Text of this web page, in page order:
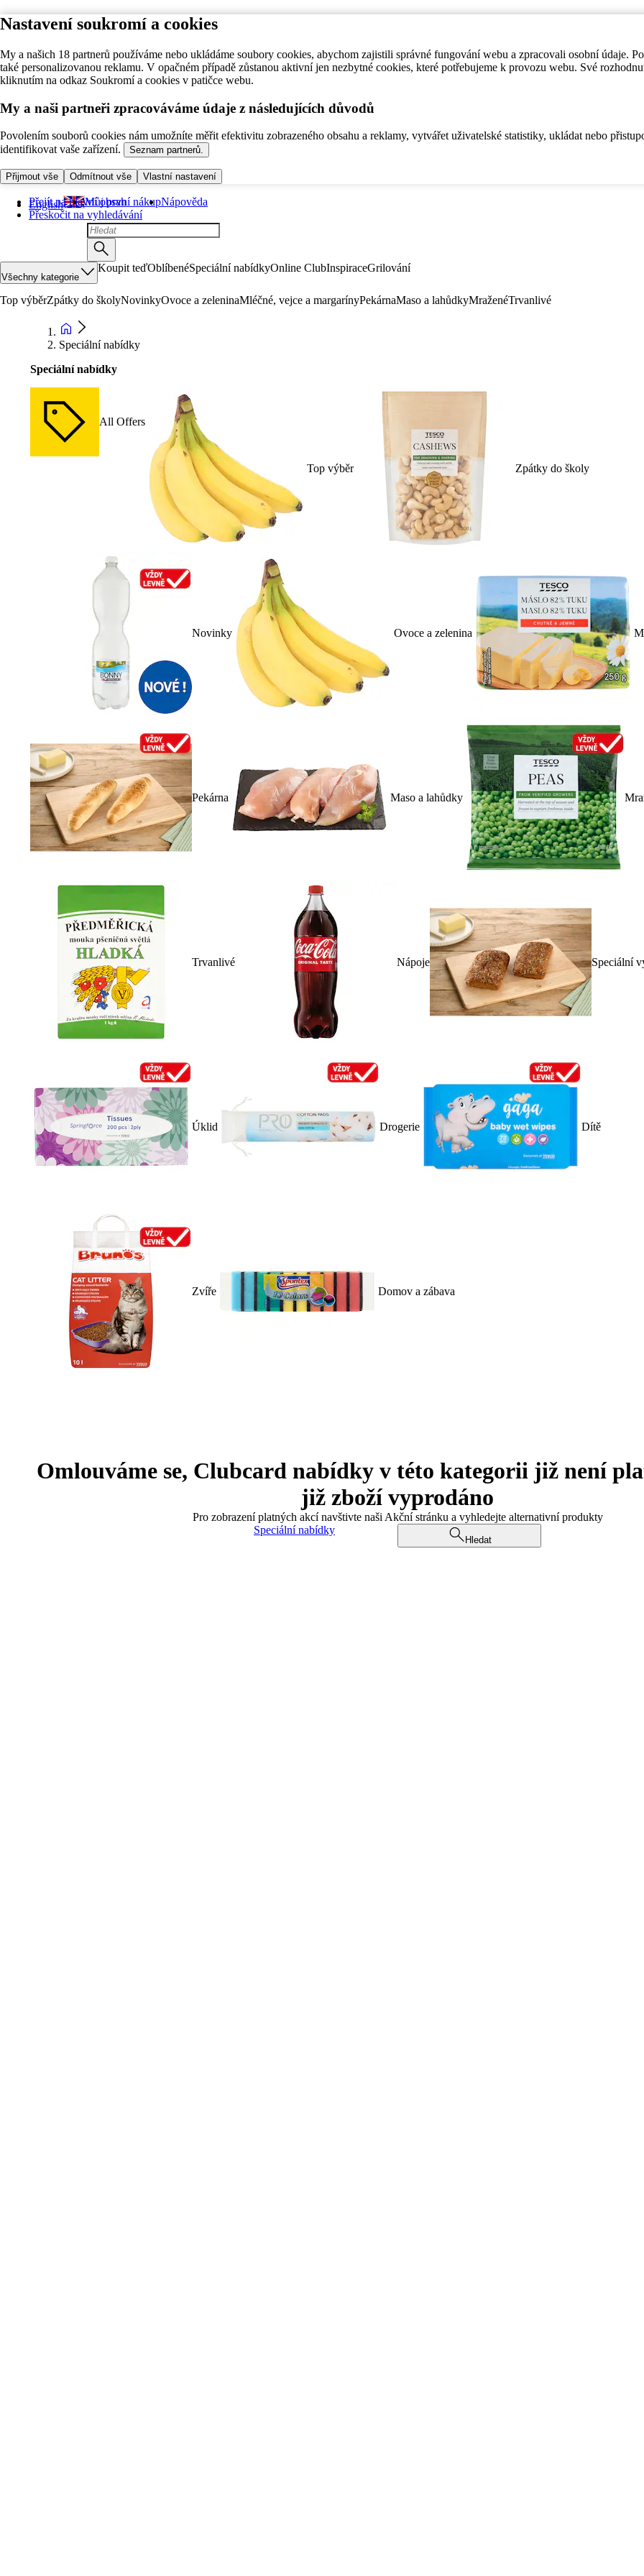
Nastavení soukromí a cookies
My a našich 18 partnerů používáme nebo ukládáme soubory cookies, abychom zajistili správné fungování webu a zpracovali osobní údaje.
také personalizovanou reklamu. V opačném případě zůstanou aktivní jen nezbytné cookies, které potřebujeme k provozu webu. Své
kliknutím na odkaz Soukromí a cookies v patičce webu.
My a naši partneři zpracováváme údaje z následujících důvodů
Povolením souborů cookies nám umožníte měřit efektivitu zobrazeného obsahu a reklamy, vytvářet uživatelské statistiky, ukládat nebo
identifikovat vaše zařízení.
Seznam partnerů.
Přijmout vše Odmítnout vše Vlastní nastavení
Přejít na hlavní obsah
Přeskočit na vyhledávání
English Můj první nákupNápověda
Všechny kategorie
Koupit teďOblíbenéSpeciální nabídkyOnline ClubInspiraceGrilování
Top výběrZpátky do školyNovinkyOvoce a zeleninaMléčné, vejce a margarínyPekárnaMaso a lahůdkyMraženéTrvanlivé
Speciální nabídky
Speciální nabídky
All Offers
Top výběr Zpátky do školy
Novinky Ovoce a zelenina
Pekárna Maso a lahůdky
Trvanlivé Nápoje Speciální
Úklid Drogerie Dítě
Zvíře Domov a zábava
Omlouváme se, Clubcard nabídky v této kategorii již není
již zboží vyprodáno
Pro zobrazení platných akcí navštivte naši Akční stránku a vyhledejte alternativní produkty
Speciální nabídky
Hledat